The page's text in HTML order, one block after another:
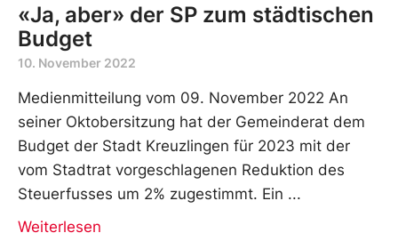
«Ja, aber» der SP zum städtischen
Budget
10. November 2022
Medienmitteilung vom 09. November 2022 An
seiner Oktobersitzung hat der Gemeinderat dem
Budget der Stadt Kreuzlingen für 2023 mit der
vom Stadtrat vorgeschlagenen Reduktion des
Steuerfusses um 2% zugestimmt. Ein
Weiterlesen